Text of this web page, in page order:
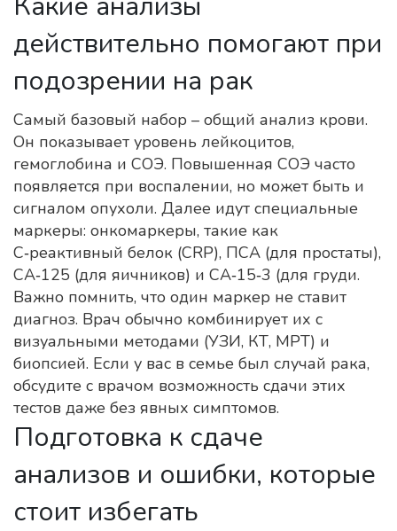
действительно помогают при
подозрении на рак
Самый базовый набор – общий анализ крови.
Он показывает уровень лейкоцитов,
гемоглобина и СОЭ. Повышенная СОЭ часто
появляется при воспалении, но может быть и
сигналом опухоли. Далее идут специальные
маркеры: онкомаркеры, такие как
С‑реактивный белок (CRP), ПСА (для простаты),
СА‑125 (для яичников) и СА‑15‑3 (для груди.
Важно помнить, что один маркер не ставит
диагноз. Врач обычно комбинирует их с
визуальными методами (УЗИ, КТ, МРТ) и
биопсией. Если у вас в семье был случай рака,
обсудите с врачом возможность сдачи этих
тестов даже без явных симптомов.
Подготовка к сдаче
анализов и ошибки, которые
стоит избегать